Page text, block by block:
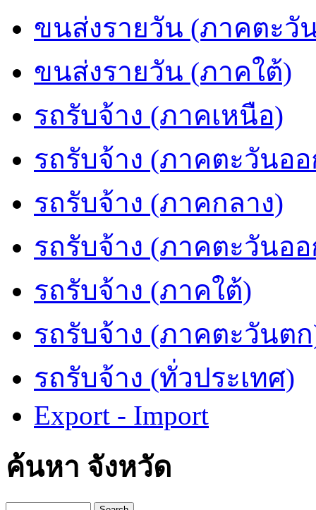
ขนส่งรายวัน (ภาคตะวั
ขนส่งรายวัน (ภาคใต้)
รถรับจ้าง (ภาคเหนือ)
รถรับจ้าง (ภาคตะวันออ
รถรับจ้าง (ภาคกลาง)
รถรับจ้าง (ภาคตะวันอ
รถรับจ้าง (ภาคใต้)
รถรับจ้าง (ภาคตะวันต
รถรับจ้าง (ทั่วประเทศ)
Export - Import
ค้นหา จังหวัด